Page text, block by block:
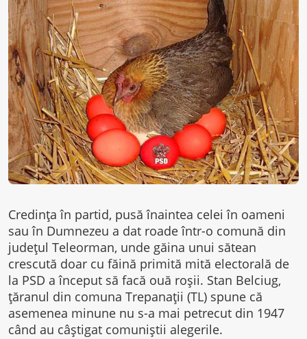
Credința în partid, pusă înaintea celei în oameni
sau în Dumnezeu a dat roade într-o comună din
județul Teleorman, unde găina unui sătean
crescută doar cu făină primită mită electorală de
la PSD a început să facă ouă roșii. Stan Belciug,
țăranul din comuna Trepanații (TL) spune că
asemenea minune nu s-a mai petrecut din 1947
când au câștigat comuniștii alegerile.